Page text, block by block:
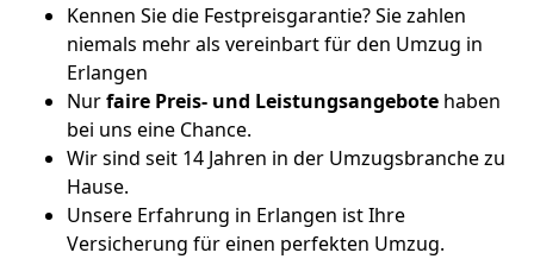
Kennen Sie die Festpreisgarantie? Sie zahlen
niemals mehr als vereinbart für den Umzug in
Erlangen
Nurfaire Preis- und Leistungsangebote haben
bei uns eine Chance.
Wir sind seit 14 Jahren in der Umzugsbranche zu
Hause.
Unsere Erfahrung in Erlangen ist Ihre
Versicherung für einen perfekten Umzug.